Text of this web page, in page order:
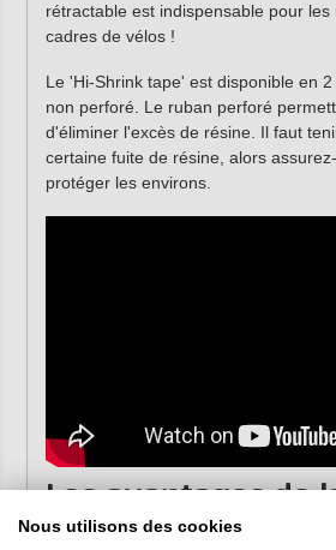
rétractable est indispensable pour les
cadres de vélos !
Le 'Hi-Shrink tape' est disponible en
non perforé. Le ruban perforé
d'éliminer l'excès de résine. Il faut
certaine fuite de résine, alors
protéger les environs.
Les avantages de
de rétraction :
Nous utilisons des cookies